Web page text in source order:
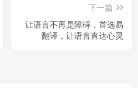
下一篇
让语言不再是障碍，首选易
翻译，让语言直达心灵